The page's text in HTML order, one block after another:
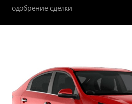
одобрение сделки